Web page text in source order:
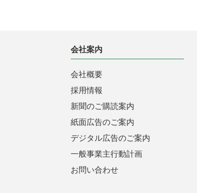
会社案内
会社概要
採用情報
新聞のご購読案内
紙面広告のご案内
デジタル広告のご案内
一般事業主行動計画
お問い合わせ